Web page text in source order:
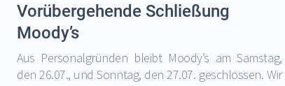
Vorübergehende Schließung
Moody’s
Aus Personalgründen bleibt Moody’s am Samstag,
den 26.07., und Sonntag, den 27.07. geschlossen. Wir